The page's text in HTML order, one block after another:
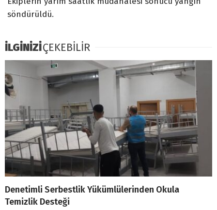
söndürüldü.
İLGİNİZİÇEKEBİLİR
Denetimli Serbestlik Yükümlülerinden Okula
Temizlik Desteği